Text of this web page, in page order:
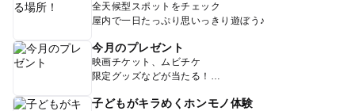
全天候型スポットをチェック
屋内で一日たっぷり思いっきり遊ぼう♪
今月のプレゼント
映画チケット、ムビチケ
限定グッズなどが当たる！
子どもがキラめくホンモノ体験